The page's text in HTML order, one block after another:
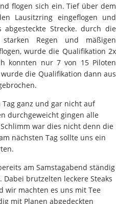
flogen sich ein. Tief über dem
Lausitzring eingeflogen und
Strecke. durch die
Regen und mäßigen
wurde die Qualifikation 2x
konnten nur 7 von 15 Piloten
die Qualifikation dann aus
ganz und gar nicht auf
durchgeweicht gingen alle
war dies nicht denn die
nächsten Tag sollte uns ein
am Samstagabend ständig
brutzelten leckere Steaks
wir machten es uns mit Tee
mit Planen abgedeckten